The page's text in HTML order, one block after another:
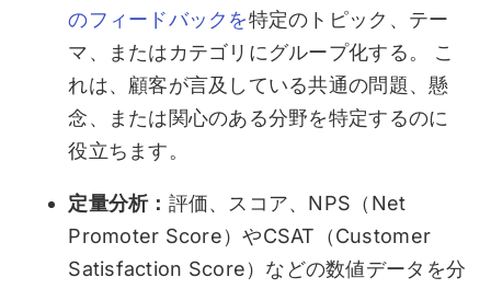
のフィードバックを特定のトピック、テー
マ、またはカテゴリにグループ化する。 こ
れは、顧客が言及している共通の問題、懸
念、または関心のある分野を特定するのに
役立ちます。
定量分析： 評価、スコア、NPS（Net
Promoter Score）やCSAT（Customer
Satisfaction Score）などの数値データを分